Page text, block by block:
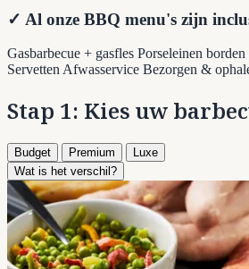
✓ Al onze BBQ menu's zijn
Gasbarbecue + gasfles Porseleinen borden
Servetten Afwasservice Bezorgen &
Stap 1: Kies uw
Budget Premium
Luxe
Wat is het verschil?